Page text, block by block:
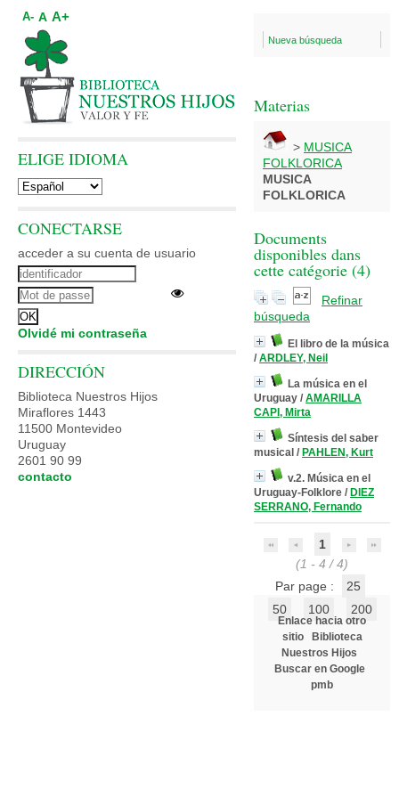
Nueva búsqueda
Materias
> MUSICA
FOLKLORICA
MUSICA
FOLKLORICA
Documents
disponibles dans
cette catégorie (4)
Refinar
búsqueda
El libro de la música
/ ARDLEY, Neil
La música en el
Uruguay / AMARILLA
CAPI, Mirta
Síntesis del saber
musical / PAHLEN, Kurt
v.2. Música en el
Uruguay-Folklore / DIEZ
SERRANO, Fernando
1
(1 - 4 / 4)
Par page :
25
50
100 200
Enlace hacia otro
sitio
Biblioteca
Nuestros Hijos
Buscar en Google
pmb
A- A A+
ELIGE IDIOMA
CONECTARSE
acceder a su cuenta de usuario
Olvidé mi contraseña
DIRECCIÓN
Biblioteca Nuestros Hijos
Miraflores 1443
11500 Montevideo
Uruguay
2601 90 99
contacto